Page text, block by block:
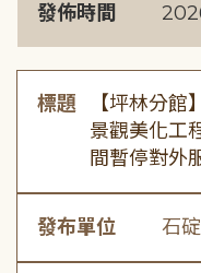
發佈時間
標題
【坪林分
景觀美化工
間暫停對外
發布單位 石